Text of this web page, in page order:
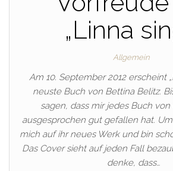
„Linna
Allgemein
Am 10. September 2012 erscheint
neuste Buch von Bettina Belitz.
sagen, dass mir jedes Buch
ausgesprochen gut gefallen hat.
mich auf ihr neues Werk und bin
Das Cover sieht auf jeden Fall
denke, dass…